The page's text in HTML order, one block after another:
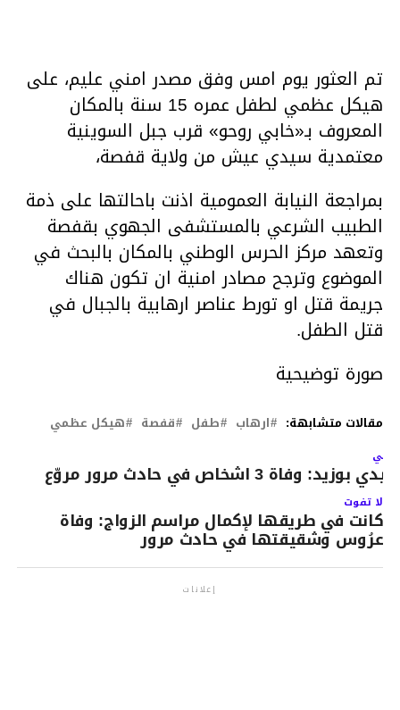
تم العثور يوم امس وفق مصدر امني عليم، على
هيكل عظمي لطفل عمره 15 سنة بالمكان
المعروف بـ«خابي روحو» قرب جبل السوينية
معتمدية سيدي عيش من ولاية قفصة،
بمراجعة النيابة العمومية اذنت باحالتها على ذمة
الطبيب الشرعي بالمستشفى الجهوي بقفصة
وتعهد مركز الحرس الوطني بالمكان بالبحث في
الموضوع وترجح مصادر امنية ان تكون هناك
جريمة قتل او تورط عناصر ارهابية بالجبال في
قتل الطفل.
صورة توضيحية
مقالات متشابهة: ارهاب طفل قفصة هيكل عظمي
بوزيد: وفاة 3 اشخاص في حادث مرور مروّع
لا تفوت
كانت في طريقها لإكمال مراسم الزواج: وفاة
عرُوس وشقيقتها في حادث مرور
إعلانات